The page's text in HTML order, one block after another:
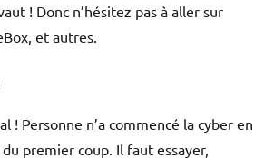
! Donc n’hésitez pas à aller sur
et autres.
! Personne n’a commencé la cyber en
premier coup. Il faut essayer,